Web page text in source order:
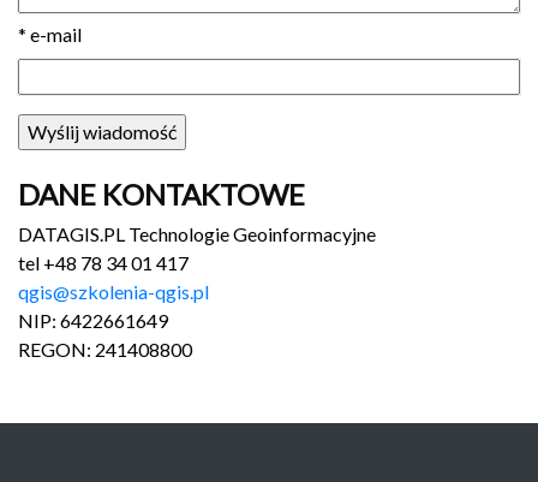
* e-mail
DANE KONTAKTOWE
DATAGIS.PL Technologie Geoinformacyjne
tel +48 78 34 01 417
qgis@szkolenia-qgis.pl
NIP: 6422661649
REGON: 241408800